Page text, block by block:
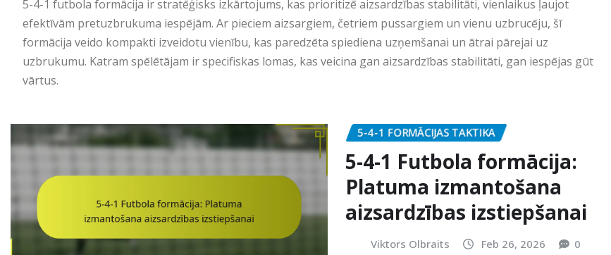
5-4-1 futbola formācija ir stratēģisks izkārtojums, kas prioritizē aizsardzības stabilitāti, vienlaikus ļaujot
efektīvām pretuzbrukuma iespējām. Ar pieciem aizsargiem, četriem pussargiem un vienu uzbrucēju, šī
formācija veido kompakti izveidotu vienību, kas paredzēta spiediena uzņemšanai un ātrai pārejai uz
uzbrukumu. Katram spēlētājam ir specifiskas lomas, kas veicina gan aizsardzības stabilitāti, gan iespējas gūt
vārtus.
5-4-1 FORMĀCIJAS TAKTIKA
5-4-1 Futbola formācija:
Platuma izmantošana
aizsardzības izstiepšanai
Viktors Olbraits Feb 26, 2026 0